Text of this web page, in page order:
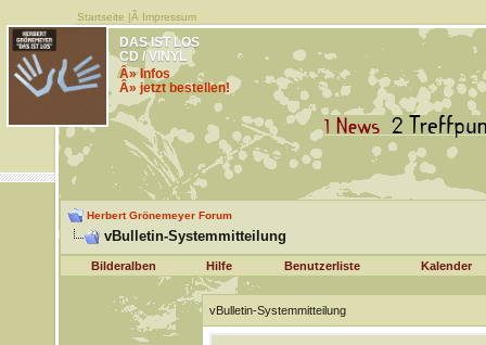
Startseite |Â Impressum
DAS IST LOS
CD / VINYL
Â» Infos
Â» jetzt bestellen!
Herbert Grönemeyer Forum
vBulletin-Systemmitteilung
Bilderalben Hilfe Benutzerliste Kalender
vBulletin-Systemmitteilung